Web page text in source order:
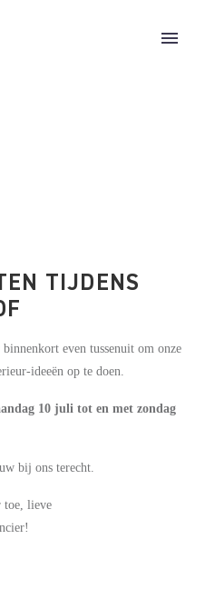
TIJDENS
even tussenuit om onze
ideeën op te doen.
10 juli tot en met zondag
bij ons terecht.
toe, lieve